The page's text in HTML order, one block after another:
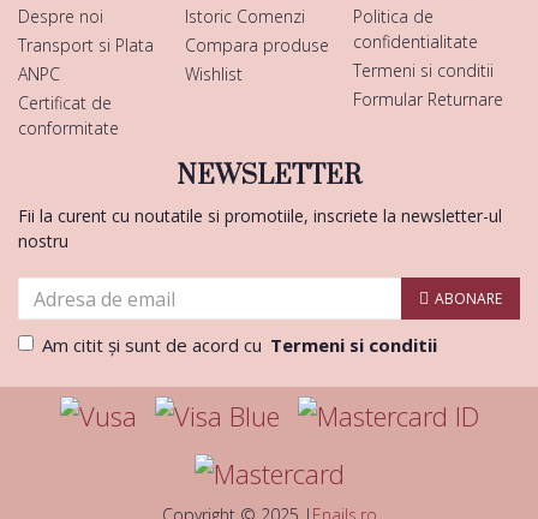
Despre noi
Transport si Plata
ANPC
Certificat de
conformitate
Istoric Comenzi
Compara produse
Wishlist
Politica de
confidentialitate
Termeni si conditii
Formular Returnare
NEWSLETTER
Fii la curent cu noutatile si promotiile, inscriete la newsletter-ul
nostru
ABONARE
Am citit şi sunt de acord cu Termeni si conditii